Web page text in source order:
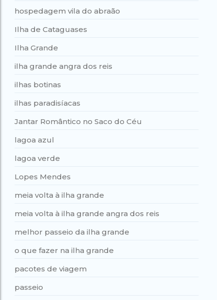
hospedagem vila do abraão
Ilha de Cataguases
Ilha Grande
ilha grande angra dos reis
ilhas botinas
ilhas paradisíacas
Jantar Romântico no Saco do Céu
lagoa azul
lagoa verde
Lopes Mendes
meia volta à ilha grande
meia volta à ilha grande angra dos reis
melhor passeio da ilha grande
o que fazer na ilha grande
pacotes de viagem
passeio